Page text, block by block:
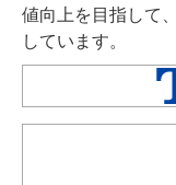
値向上を目指して
しています。